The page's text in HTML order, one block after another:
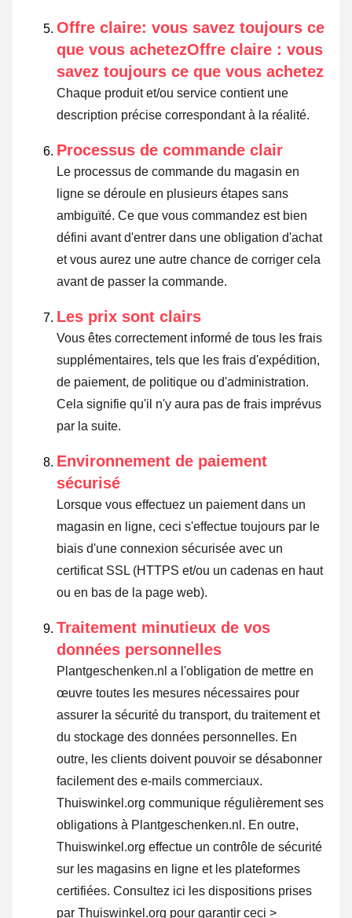
Offre claire: vous savez toujours ce
que vous achetezOffre claire : vous
savez toujours ce que vous achetez
Chaque produit et/ou service contient une
description précise correspondant à la réalité.
Processus de commande clair
Le processus de commande du magasin en
ligne se déroule en plusieurs étapes sans
ambiguïté. Ce que vous commandez est bien
défini avant d'entrer dans une obligation d'achat
et vous aurez une autre chance de corriger cela
avant de passer la commande.
Les prix sont clairs
Vous êtes correctement informé de tous les frais
supplémentaires, tels que les frais d'expédition,
de paiement, de politique ou d'administration.
Cela signifie qu'il n'y aura pas de frais imprévus
par la suite.
Environnement de paiement
sécurisé
Lorsque vous effectuez un paiement dans un
magasin en ligne, ceci s'effectue toujours par le
biais d'une connexion sécurisée avec un
certificat SSL (HTTPS et/ou un cadenas en haut
ou en bas de la page web).
Traitement minutieux de vos
données personnelles
Plantgeschenken.nl a l'obligation de mettre en
œuvre toutes les mesures nécessaires pour
assurer la sécurité du transport, du traitement et
du stockage des données personnelles. En
outre, les clients doivent pouvoir se désabonner
facilement des e-mails commerciaux.
Thuiswinkel.org communique régulièrement ses
obligations à Plantgeschenken.nl. En outre,
Thuiswinkel.org effectue un contrôle de sécurité
sur les magasins en ligne et les plateformes
certifiées. Consultez ici les dispositions prises
par Thuiswinkel.org pour garantir ceci >